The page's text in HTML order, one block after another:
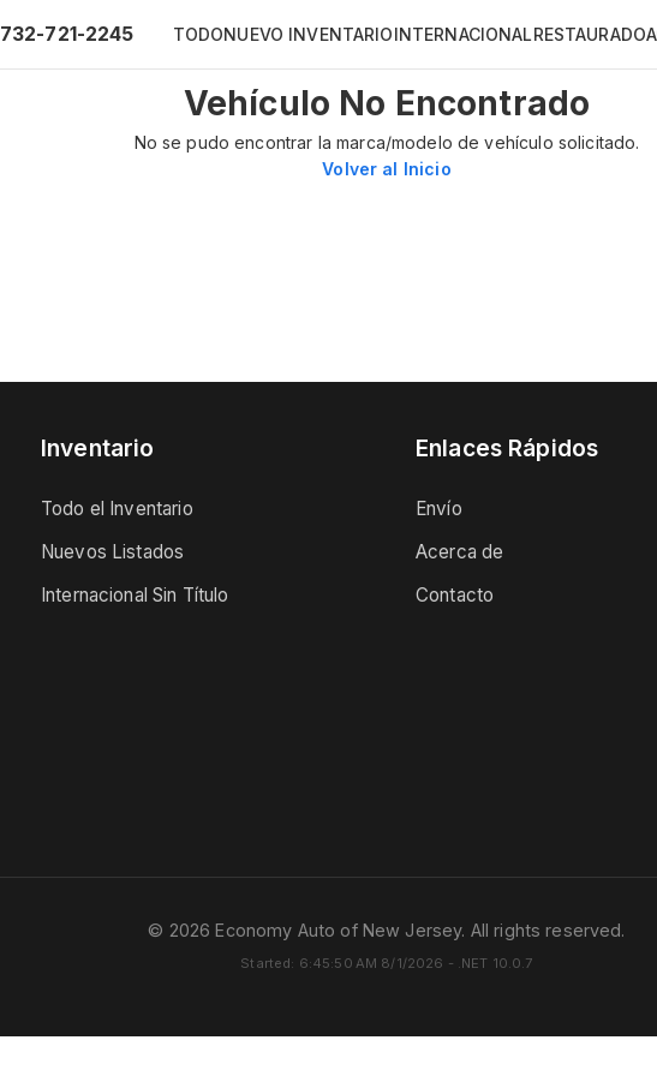
732-721-2245 TODONUEVO INVENTARIOINTERNACIONALRESTAURADO
Vehículo No Encontrado
No se pudo encontrar la marca/modelo de vehículo solicitado.
Volver al Inicio
Inventario
Todo el Inventario
Nuevos Listados
Internacional Sin Título
Enlaces Rápidos
Envío
Acerca de
Contacto
© 2026 Economy Auto of New Jersey. All rights reserved.
Started: 6:45:50 AM 8/1/2026 - .NET 10.0.7